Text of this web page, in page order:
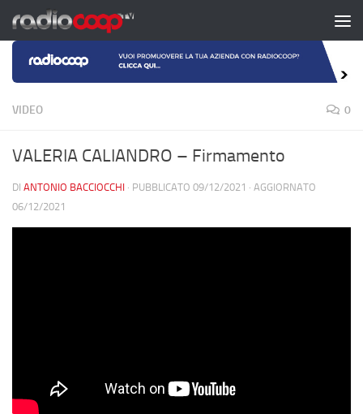
Salta al contenuto
VIDEO 0
VALERIA CALIANDRO – Firmamento
DI ANTONIO BACCIOCCHI · PUBBLICATO 09/12/2021 · AGGIORNATO
06/12/2021